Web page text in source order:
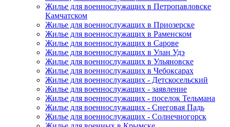
Жилье для военнослужащих в Петропавловске
Камчатском
Жилье для военнослужащих в Приозерске
Жилье для военнослужащих в Раменском
Жилье для военнослужащих в Сарове
Жилье для военнослужащих в Улан Удэ
Жилье для военнослужащих в Ульяновске
Жилье для военнослужащих в Чебоксарах
Жилье для военнослужащих - Детскосельский
Жилье для военнослужащих - заявление
Жилье для военнослужащих - поселок Тельмана
Жилье для военнослужащих - Снеговая Падь
Жилье для военнослужащих - Солнечногорск